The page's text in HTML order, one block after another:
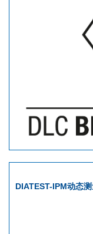
DIATEST-IPM动态